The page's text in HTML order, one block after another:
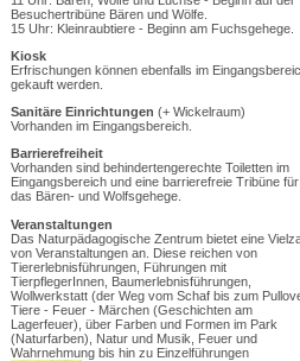
Besuchertribüne Bären und Wölfe.
15 Uhr: Kleinraubtiere - Beginn am Fuchsgehege.
Kiosk
Erfrischungen können ebenfalls im
gekauft werden.
Sanitäre Einrichtungen (+ Wickelraum)
Vorhanden im Eingangsbereich.
Barrierefreiheit
Vorhanden sind behindertengerechte Toiletten im
Eingangsbereich und eine barrierefreie Tribüne für
das Bären- und Wolfsgehege.
Veranstaltungen
Das Naturpädagogische Zentrum bietet eine
von Veranstaltungen an. Diese reichen von
Tiererlebnisführungen, Führungen mit
TierpflegerInnen, Baumerlebnisführungen,
Wollwerkstatt (der Weg vom Schaf bis zum
Tiere - Feuer - Märchen (Geschichten am
Lagerfeuer), über Farben und Formen im Park
(Naturfarben), Natur und Musik, Feuer und
Wahrnehmung bis hin zu Einzelführungen